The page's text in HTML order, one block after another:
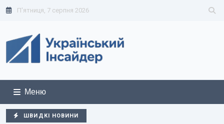
П'ятниця, 7 серпня 2026
Меню
ШВИДКІ НОВИНИ